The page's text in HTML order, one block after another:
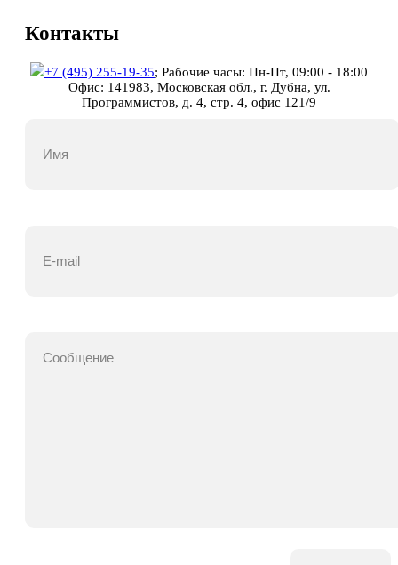
Контакты
+7 (495) 255-19-35; Рабочие часы: Пн-Пт, 09:00 - 18:00
Офис: 141983, Московская обл., г. Дубна, ул.
Программистов, д. 4, стр. 4, офис 121/9